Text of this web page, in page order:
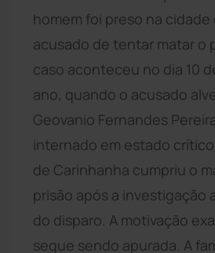
homem foi preso na cidade
acusado de tentar matar o
caso aconteceu no dia 10
ano, quando o acusado
Geovanio Fernandes
internado em estado
de Carinhanha cumpriu o
prisão após a investigação
do disparo. A motivação
segue sendo apurada. A